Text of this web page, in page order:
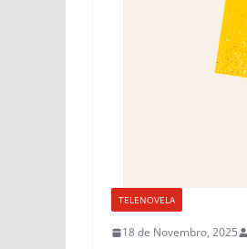
TELENOVELA
18 de Novembro, 2025